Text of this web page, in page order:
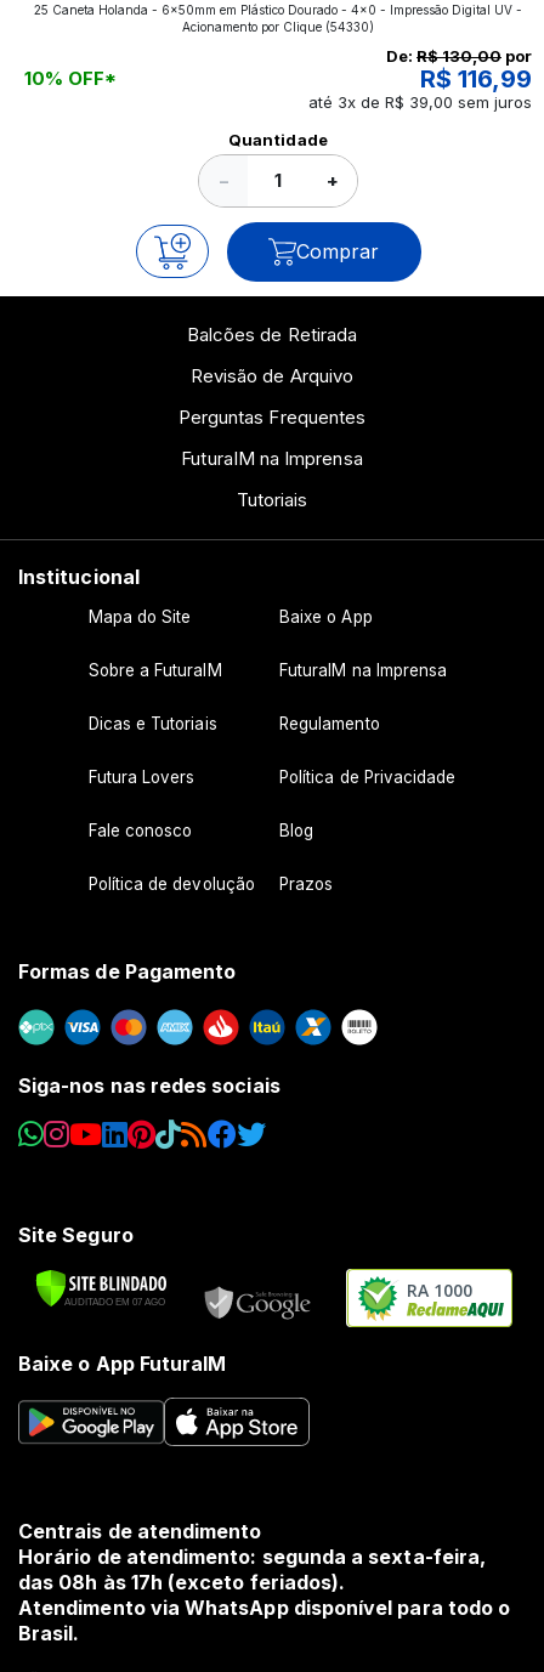
aplicados nos impressos da gráfica FuturaIM? Então,
continue a leitura que vamos revelar para você!
25 Caneta Holanda - 6x50mm em Plástico Dourado - 4x0 - Impressão Digital UV -
Acionamento por Clique (54330)
10% OFF*
De: R$ 130,00 por
R$ 116,99
até 3x de R$ 39,00 sem juros
Quantidade
− +
Comprar
Balcões de Retirada
Revisão de Arquivo
Perguntas Frequentes
FuturaIM na Imprensa
Tutoriais
Institucional
Mapa do Site Baixe o App
Sobre a FuturaIM FuturaIM na Imprensa
Dicas e Tutoriais Regulamento
Futura Lovers Política de Privacidade
Fale conosco Blog
Política de devolução Prazos
Formas de Pagamento
Siga-nos nas redes sociais
Site Seguro
RA 1000
Baixe o App FuturaIM
Centrais de atendimento
Horário de atendimento: segunda a sexta-feira,
das 08h às 17h (exceto feriados).
Atendimento via WhatsApp disponível para todo o
Brasil.